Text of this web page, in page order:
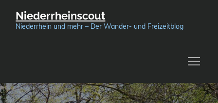
Niederrheinscout
Niederrhein und mehr – Der Wander- und Freizeitblog